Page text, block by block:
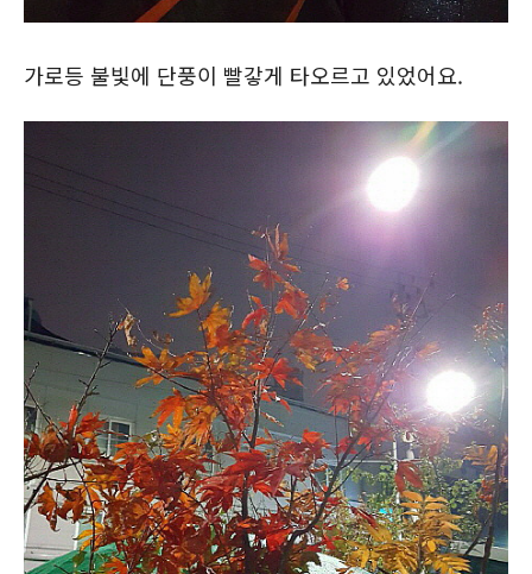
가로등 불빛에 단풍이 빨갛게 타오르고 있었어요.